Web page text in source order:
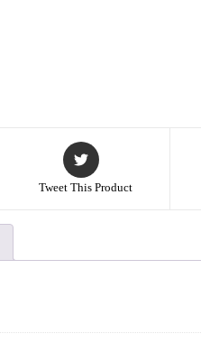
Tweet This Product